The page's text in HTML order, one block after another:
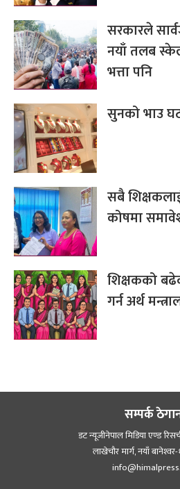
सरकारले
नयाँ तलब
भत्ता पनि
सुनको भाउ
सबै
कोषमा
शिक्षकको
गर्न अर्थ
सम्पर्क
डट न्यूजीनेपाल मिडिया एण्ड
लाखेचौर मार्ग, नयाँ